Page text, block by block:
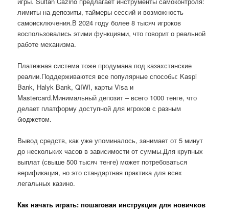
лимиты на депозиты, таймеры сессий и возможность
самоисключения.В 2024 году более 8 тысяч игроков
воспользовались этими функциями, что говорит о реальной
работе механизма.
Платежная система тоже продумана под казахстанские
реалии.Поддерживаются все популярные способы: Kaspi
Bank, Halyk Bank, QIWI, карты Visa и
Mastercard.Минимальный депозит – всего 1000 тенге, что
делает платформу доступной для игроков с разным
бюджетом.
Вывод средств, как уже упоминалось, занимает от 5 минут
до нескольких часов в зависимости от суммы.Для крупных
выплат (свыше 500 тысяч тенге) может потребоваться
верификация, но это стандартная практика для всех
легальных казино.
Как начать играть: пошаговая инструкция для новичков